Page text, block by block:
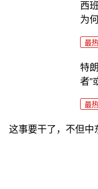
西
为
最热
特
者”
最热
这事要干了，不但中